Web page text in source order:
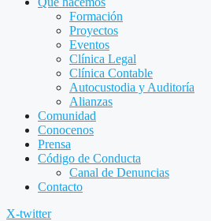
Formación
Proyectos
Eventos
Clínica Legal
Clínica Contable
Autocustodia y Auditoría
Alianzas
Comunidad
Conocenos
Prensa
Código de Conducta
Canal de Denuncias
Contacto
X-twitter